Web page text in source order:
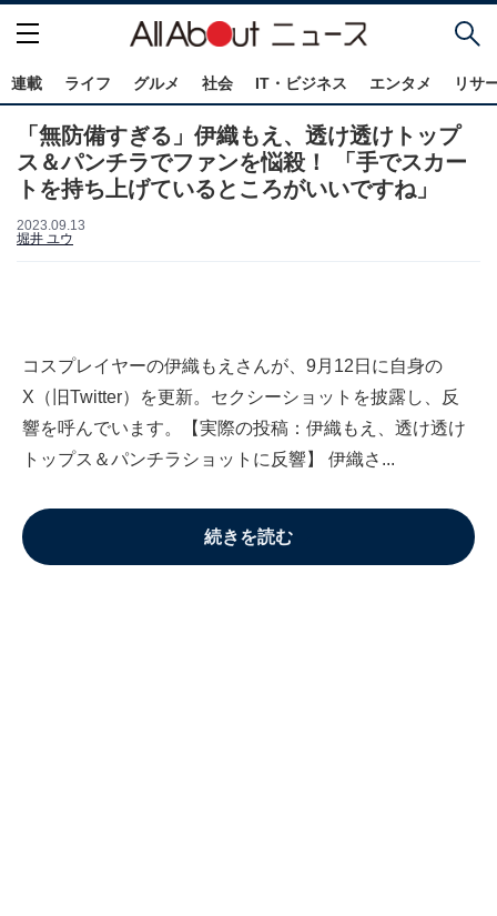
連載 ライフ グルメ 社会 IT・ビジネス エンタメ リサ
「無防備すぎる」伊織もえ、透け透けトップ
ス＆パンチラでファンを悩殺！ 「手でスカー
トを持ち上げているところがいいですね」
2023.09.13
堀井 ユウ
コスプレイヤーの伊織もえさんが、9月12日に自身の
X（旧Twitter）を更新。セクシーショットを披露し、反
響を呼んでいます。【実際の投稿：伊織もえ、透け透け
トップス＆パンチラショットに反響】 伊織さ...
続きを読む